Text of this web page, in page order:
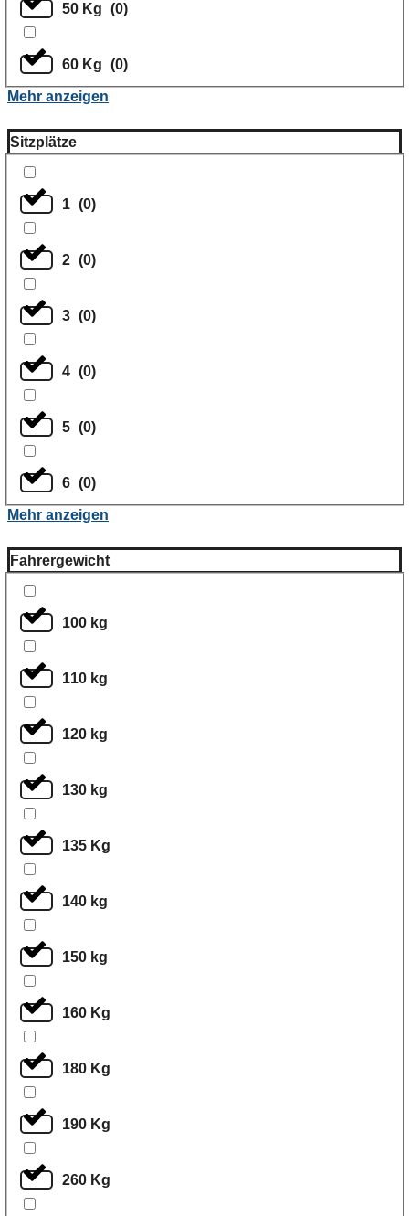
50 Kg (0)
60 Kg (0)
Mehr anzeigen
Sitzplätze
1 (0)
2 (0)
3 (0)
4 (0)
5 (0)
6 (0)
Mehr anzeigen
Fahrergewicht
100 kg
110 kg
120 kg
130 kg
135 Kg
140 kg
150 kg
160 Kg
180 Kg
190 Kg
260 Kg